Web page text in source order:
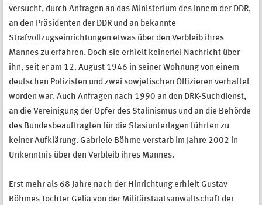
versucht, durch Anfragen an das Ministerium des Innern der DDR,
an den Präsidenten der DDR und an bekannte
Strafvollzugseinrichtungen etwas über den Verbleib ihres
Mannes zu erfahren. Doch sie erhielt keinerlei Nachricht über
ihn, seit er am 12. August 1946 in seiner Wohnung von einem
deutschen Polizisten und zwei sowjetischen Offizieren verhaftet
worden war. Auch Anfragen nach 1990 an den DRK-Suchdienst,
an die Vereinigung der Opfer des Stalinismus und an die Behörde
des Bundesbeauftragten für die Stasiunterlagen führten zu
keiner Aufklärung. Gabriele Böhme verstarb im Jahre 2002 in
Unkenntnis über den Verbleib ihres Mannes.
Erst mehr als 68 Jahre nach der Hinrichtung erhielt Gustav
Böhmes Tochter Gelia von der Militärstaatsanwaltschaft der